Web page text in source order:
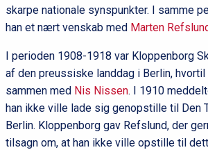
skarpe nationale synspunkter. I samme
han et nært venskab med Marten
I perioden 1908-1918 var Kloppenborg
af den preussiske landdag i Berlin, hvortil
sammen med Nis Nissen. I 1910
han ikke ville lade sig genopstille til Den
Berlin. Kloppenborg gav Refslund, der
tilsagn om, at han ikke ville opstille til